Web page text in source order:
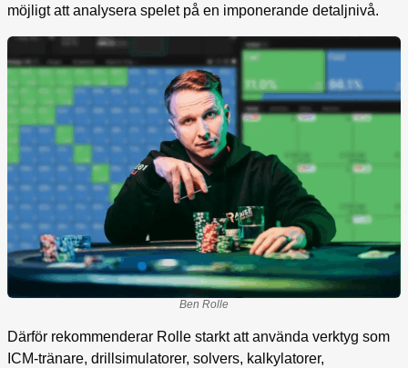
möjligt att analysera spelet på en imponerande detaljnivå.
Ben Rolle
Därför rekommenderar Rolle starkt att använda verktyg som
ICM-tränare, drillsimulatorer, solvers, kalkylatorer,